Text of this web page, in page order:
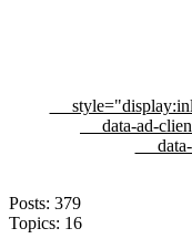
data-ad-
data-
Posts: 379
Topics: 16